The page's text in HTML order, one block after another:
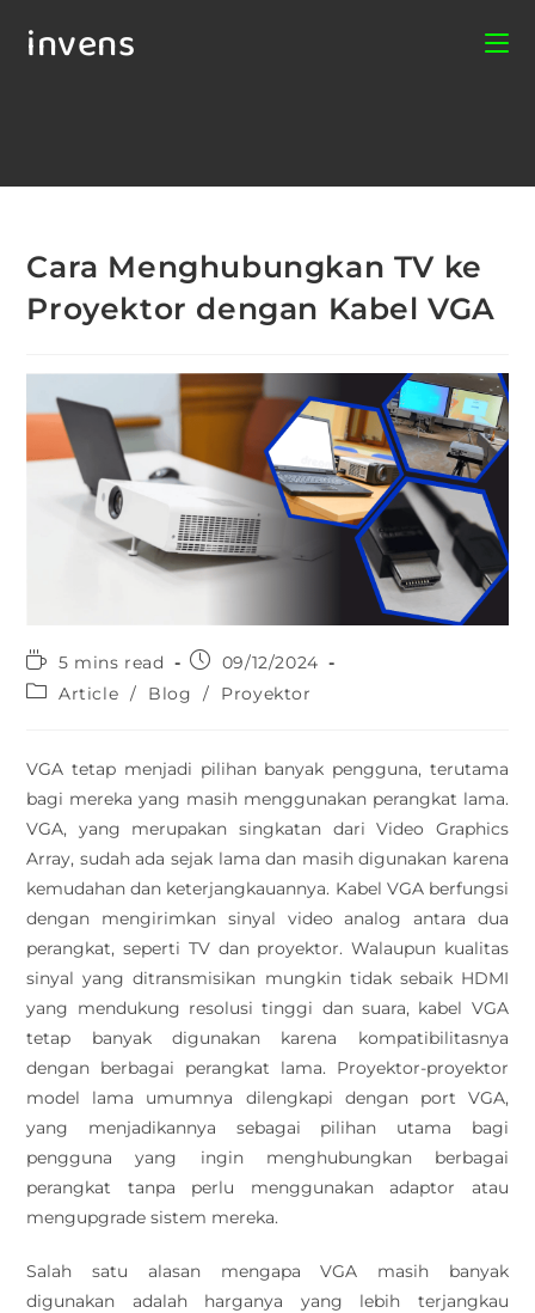
invens
Cara Menghubungkan TV ke
Proyektor dengan Kabel VGA
5 mins read
09/12/2024
Article / Blog / Proyektor
VGA tetap menjadi pilihan banyak pengguna, terutama
bagi mereka yang masih menggunakan perangkat lama.
VGA, yang merupakan singkatan dari Video Graphics
Array, sudah ada sejak lama dan masih digunakan karena
kemudahan dan keterjangkauannya. Kabel VGA berfungsi
dengan mengirimkan sinyal video analog antara dua
perangkat, seperti TV dan proyektor. Walaupun kualitas
sinyal yang ditransmisikan mungkin tidak sebaik HDMI
yang mendukung resolusi tinggi dan suara, kabel VGA
tetap banyak digunakan karena kompatibilitasnya
dengan berbagai perangkat lama. Proyektor-proyektor
model lama umumnya dilengkapi dengan port VGA,
yang menjadikannya sebagai pilihan utama bagi
pengguna yang ingin menghubungkan berbagai
perangkat tanpa perlu menggunakan adaptor atau
mengupgrade sistem mereka.
Salah satu alasan mengapa VGA masih banyak
digunakan adalah harganya yang lebih terjangkau